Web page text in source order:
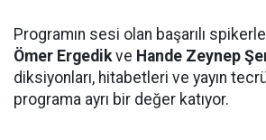
Programın sesi olan başarılı
Ömer Ergedikve Hande Zeynep
diksiyonları, hitabetleri ve yayın
programa ayrı bir değer katıyor.